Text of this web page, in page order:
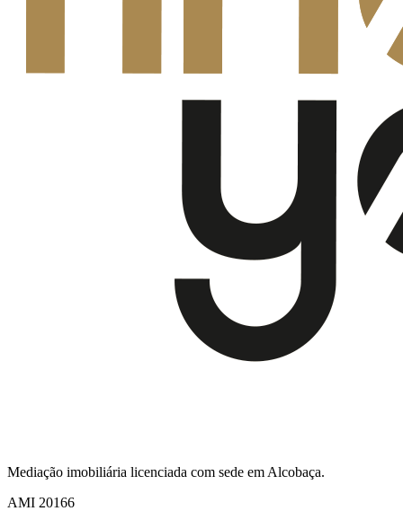
Mediação imobiliária licenciada com sede em Alcobaça.
AMI 20166